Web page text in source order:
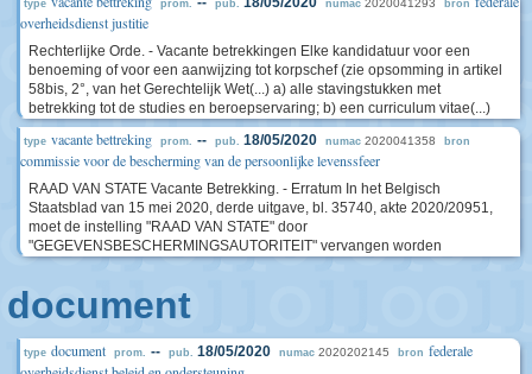
type prom. pub. numac 2020041293 bron
overheidsdienst justitie
Rechterlijke Orde. - Vacante betrekkingen Elke kandidatuur voor een
benoeming of voor een aanwijzing tot korpschef (zie opsomming in artikel
58bis, 2°, van het Gerechtelijk Wet(...) a) alle stavingstukken met
betrekking tot de studies en beroepservaring; b) een curriculum vitae(...)
type vacante bettreking prom. -- pub. 18/05/2020 numac 2020041358 bron
commissie voor de bescherming van de persoonlijke levenssfeer
RAAD VAN STATE Vacante Betrekking. - Erratum In het Belgisch
Staatsblad van 15 mei 2020, derde uitgave, bl. 35740, akte 2020/20951,
moet de instelling "RAAD VAN STATE" door
"GEGEVENSBESCHERMINGSAUTORITEIT" vervangen worden
document
type document prom. -- pub. 18/05/2020 numac 2020202145 bron federale